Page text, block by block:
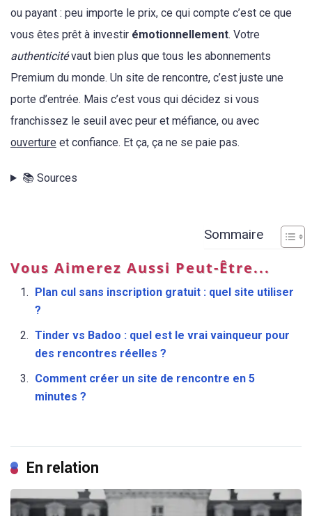
ou payant : peu importe le prix, ce qui compte c’est ce que
vous êtes prêt à investir émotionnellement. Votre
authenticitévaut bien plus que tous les abonnements
Premium du monde. Un site de rencontre, c’est juste une
porte d’entrée. Mais c’est vous qui décidez si vous
franchissez le seuil avec peur et méfiance, ou avec
ouverture et confiance. Et ça, ça ne se paie pas.
📚 Sources
Sommaire
Vous Aimerez Aussi Peut-Être...
Plan cul sans inscription gratuit : quel site utiliser
?
Tinder vs Badoo : quel est le vrai vainqueur pour
des rencontres réelles ?
Comment créer un site de rencontre en 5
minutes ?
En relation